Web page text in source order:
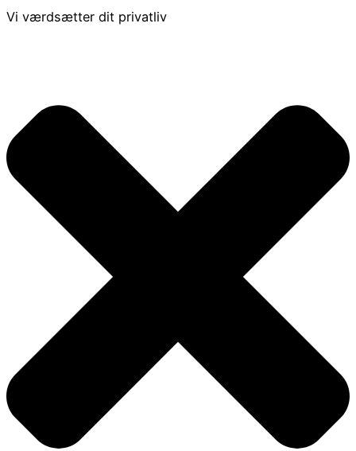
Vi værdsætter dit privatliv